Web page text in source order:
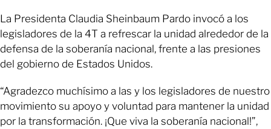
La Presidenta Claudia Sheinbaum Pardo invocó a los
legisladores de la 4T a refrescar la unidad alrededor de la
defensa de la soberanía nacional, frente a las presiones
del gobierno de Estados Unidos.
“Agradezco muchísimo a las y los legisladores de nuestro
movimiento su apoyo y voluntad para mantener la unidad
por la transformación. ¡Que viva la soberanía nacional!”,